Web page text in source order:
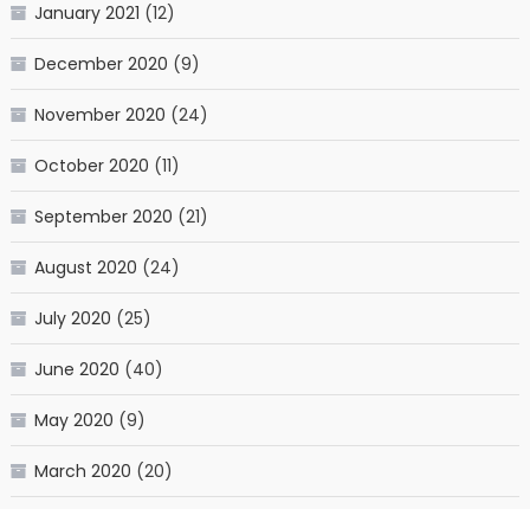
January 2021 (12)
December 2020 (9)
November 2020 (24)
October 2020 (11)
September 2020 (21)
August 2020 (24)
July 2020 (25)
June 2020 (40)
May 2020 (9)
March 2020 (20)